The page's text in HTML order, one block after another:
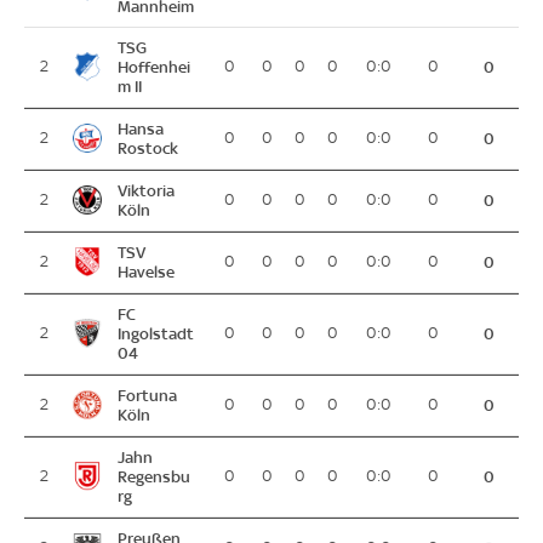
Mannheim
2
TSG
Hoffenhei
m II
0 0 0 0 0:0 0 0
2
Hansa
Rostock
0 0 0 0 0:0 0 0
2
Viktoria
Köln
0 0 0 0 0:0 0 0
2
TSV
Havelse
0 0 0 0 0:0 0 0
2
FC
Ingolstadt
04
0 0 0 0 0:0 0 0
2
Fortuna
Köln
0 0 0 0 0:0 0 0
2
Jahn
Regensbu
rg
0 0 0 0 0:0 0 0
Preußen